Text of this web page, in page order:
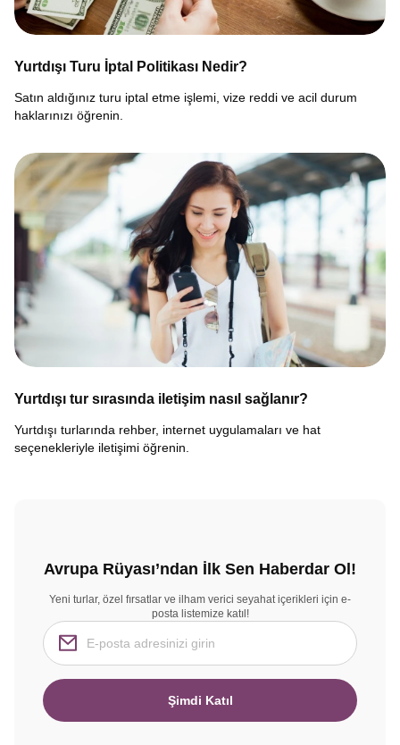
Yurtdışı Turu İptal Politikası Nedir?
Satın aldığınız turu iptal etme işlemi, vize reddi ve acil durum
haklarınızı öğrenin.
Yurtdışı tur sırasında iletişim nasıl sağlanır?
Yurtdışı turlarında rehber, internet uygulamaları ve hat
seçenekleriyle iletişimi öğrenin.
Avrupa Rüyası’ndan İlk Sen Haberdar Ol!
Yeni turlar, özel fırsatlar ve ilham verici seyahat içerikleri için e-
posta listemize katıl!
Şimdi Katıl